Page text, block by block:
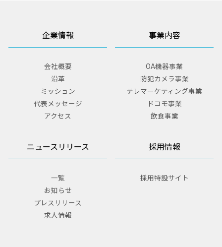
企業情報
会社概要
沿革
ミッション
代表メッセージ
アクセス
事業内容
OA機器事業
防犯カメラ事業
テレマーケティング事業
ドコモ事業
飲食事業
ニュースリリース
一覧
お知らせ
プレスリリース
求人情報
採用情報
採用特設サイト